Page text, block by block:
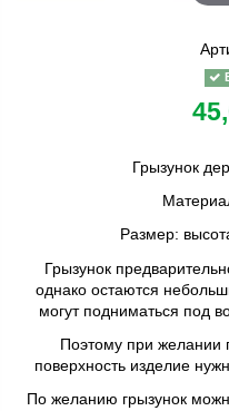
Грызунок
Размер:
Грызунок
однако остаются
могут подниматься под
Поэтому при желании
поверхность изделие
По желанию грызунок